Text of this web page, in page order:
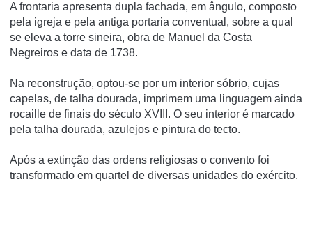
A frontaria apresenta dupla fachada, em ângulo, composto
pela igreja e pela antiga portaria conventual, sobre a qual
se eleva a torre sineira, obra de Manuel da Costa
Negreiros e data de 1738.
Na reconstrução, optou-se por um interior sóbrio, cujas
capelas, de talha dourada, imprimem uma linguagem ainda
rocaille de finais do século XVIII. O seu interior é marcado
pela talha dourada, azulejos e pintura do tecto.
Após a extinção das ordens religiosas o convento foi
transformado em quartel de diversas unidades do exército.